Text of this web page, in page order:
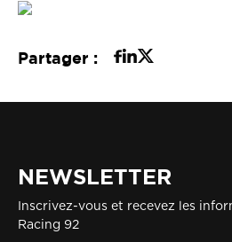
Partager :
NEWSLETTER
Inscrivez-vous et recevez les
Racing 92